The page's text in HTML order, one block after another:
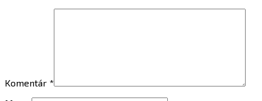
Komentár *